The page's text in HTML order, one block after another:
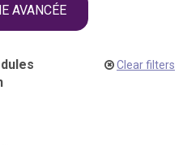
AVANCÉE
Clear filters